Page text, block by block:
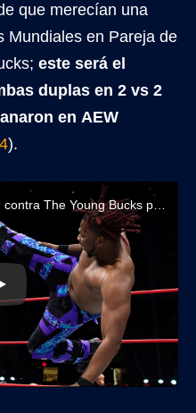
que merecían una
Mundiales en Pareja de
este será el
duplas en 2 vs 2
en AEW
).